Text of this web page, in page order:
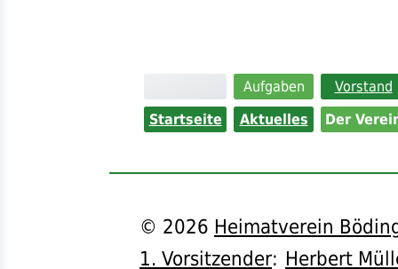
Aufgaben
Vorstand
Startseite
Aktuelles Der
© 2026 Heimatverein
1. Vorsitzender: Herbert